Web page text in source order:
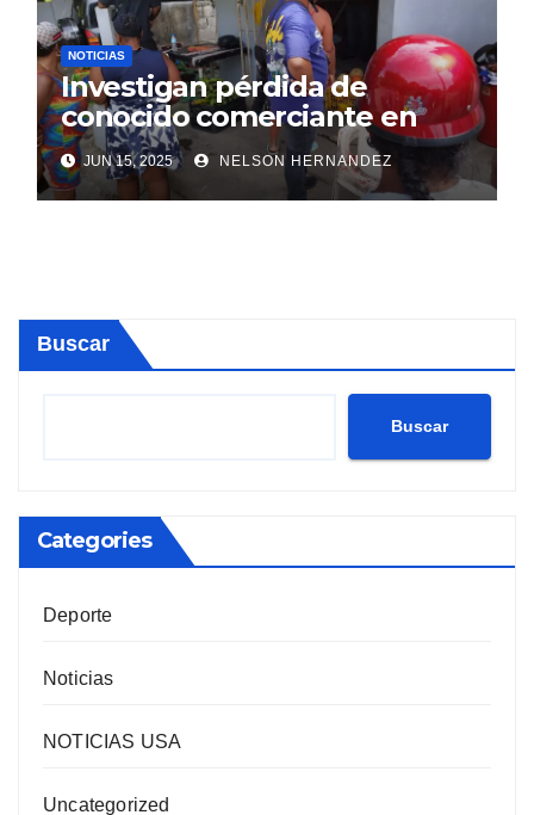
NOTICIAS
Investigan pérdida de
conocido comerciante en
Sosúa
JUN 15, 2025 NELSON HERNANDEZ
Buscar
Buscar
Categories
Deporte
Noticias
NOTICIAS USA
Uncategorized